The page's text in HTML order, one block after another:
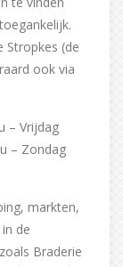
Stropkes (de
ook via
– Vrijdag
– Zondag
markten,
de
Braderie